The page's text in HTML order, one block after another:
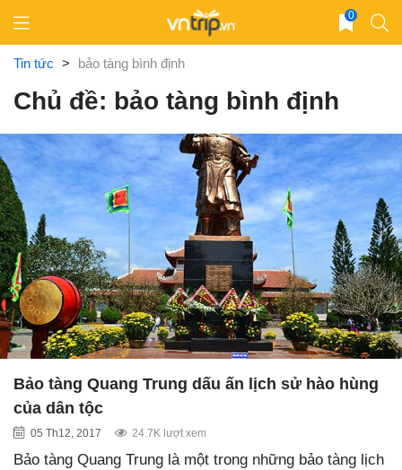
content
0
Tin tức > bảo tàng bình định
Chủ đề: bảo tàng bình định
Bảo tàng Quang Trung dấu ấn lịch sử hào hùng
của dân tộc
05 Th12, 2017 24.7K lượt xem
Bảo tàng Quang Trung là một trong những bảo tàng lịch